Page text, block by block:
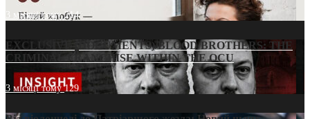
3 місяці тому214
EXCLUSIVE (DOCUMENTS)/BLOOD BROTHERS: THE
CRIMINAL FRANCHISE WITHIN THE OCU
3 місяці тому129